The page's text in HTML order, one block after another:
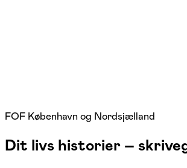
FOF København og Nordsjælland
Dit livs historier –